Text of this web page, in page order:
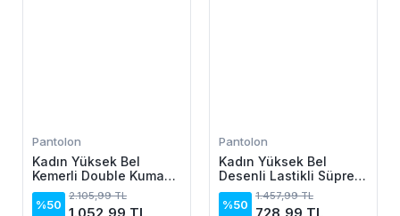
Pantolon
Kadın Yüksek Bel
Kemerli Double Kumaş
Palazzo Pantolon
%50
2.105,99 TL
Pantolon
Kadın Yüksek Bel
Desenli Lastikli Süprem
Pantolon
%50
1.457,99 TL